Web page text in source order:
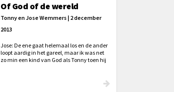
Of God of de wereld
Tonny en Jose Wemmers | 2 december
2013
Jose: De ene gaat helemaal los en de ander
loopt aardig in het gareel, maar ik was net
zo min een kind van God als Tonny toen hij
naar de hemel gaat? Ik kende niemand die